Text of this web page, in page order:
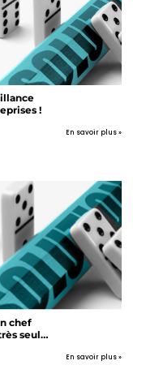
!
En savoir plus »
chef
seul…
En savoir plus »